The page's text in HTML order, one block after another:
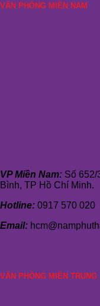
VĂN PHÒNG MIỀN NAM
VP Miền Nam: Số
Bình, TP Hồ Chí Minh.
Hotline: 0917 570 020
Email:
VĂN PHÒNG MIỀN TRUNG